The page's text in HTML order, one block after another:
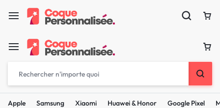
Apple Samsung Xiaomi Huawei & Honor Google Pixel